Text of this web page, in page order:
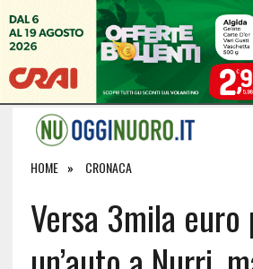
HOME CRONACA
Versa 3mila euro